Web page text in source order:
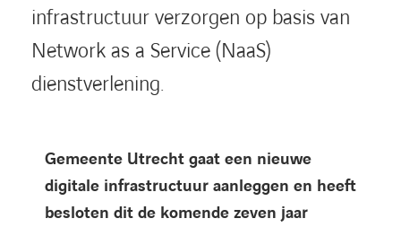
Werken bij Axians
infrastructuur verzorgen op basis van
Network as a Service (NaaS)
dienstverlening.
Gemeente Utrecht gaat een nieuwe
digitale infrastructuur aanleggen en heeft
besloten dit de komende zeven jaar